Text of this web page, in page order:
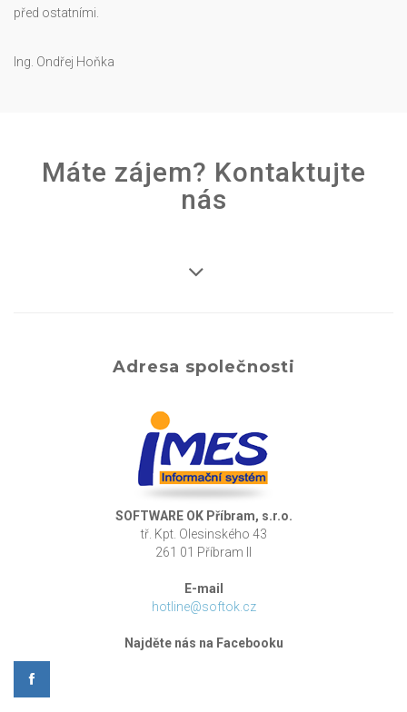
před ostatními.
Ing. Ondřej Hoňka
Máte zájem? Kontaktujte
nás
Adresa společnosti
SOFTWARE OK Příbram, s.r.o.
tř. Kpt. Olesinského 43
261 01 Příbram II
E-mail
hotline@softok.cz
Najděte nás na Facebooku